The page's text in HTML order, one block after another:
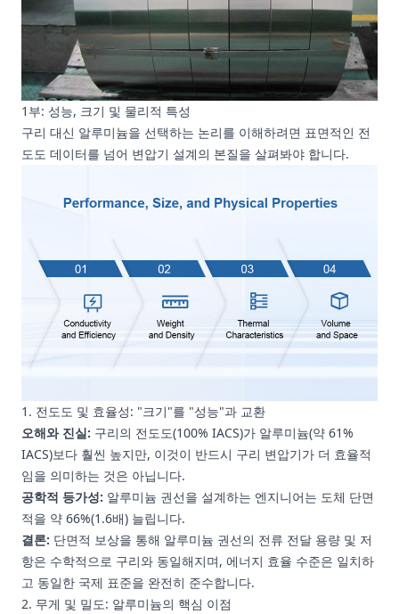
1부: 성능, 크기 및 물리적 특성
구리 대신 알루미늄을 선택하는 논리를 이해하려면 표면적인 전
도도 데이터를 넘어 변압기 설계의 본질을 살펴봐야 합니다.
1. 전도도 및 효율성: "크기"를 "성능"과 교환
오해와 진실: 구리의 전도도(100% IACS)가 알루미늄(약 61%
IACS)보다 훨씬 높지만, 이것이 반드시 구리 변압기가 더 효율적
임을 의미하는 것은 아닙니다.
공학적 등가성: 알루미늄 권선을 설계하는 엔지니어는 도체 단면
적을 약 66%(1.6배) 늘립니다.
결론: 단면적 보상을 통해 알루미늄 권선의 전류 전달 용량 및 저
항은 수학적으로 구리와 동일해지며, 에너지 효율 수준은 일치하
고 동일한 국제 표준을 완전히 준수합니다.
2. 무게 및 밀도: 알루미늄의 핵심 이점